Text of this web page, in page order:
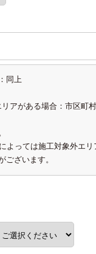
同上
アがある場合：市区町
よっては施工対象外エリ
ございます。